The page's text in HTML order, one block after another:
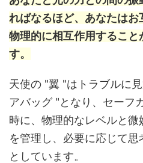
ればなるほど、あなたは
物理的に相互作用すること
す。
天使の "翼 "はトラブルに
アバッグ "となり、セーフ
時に、物理的なレベルと
を管理し、必要に応じて思
としています。